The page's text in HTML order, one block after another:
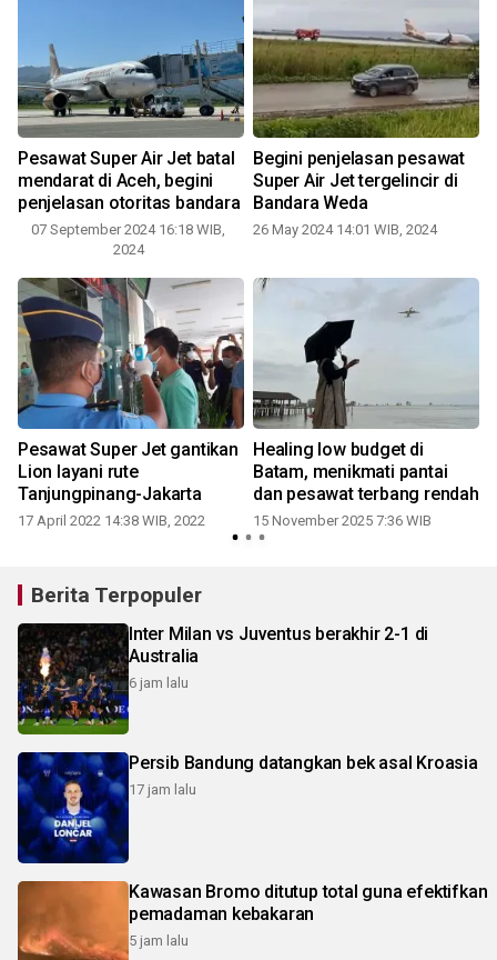
Pesawat Super Air Jet batal
mendarat di Aceh, begini
penjelasan otoritas bandara
07 September 2024 16:18 WIB,
2024
Begini penjelasan pesawat
Super Air Jet tergelincir di
Bandara Weda
26 May 2024 14:01 WIB, 2024
Pesawat Super Jet gantikan
Lion layani rute
Tanjungpinang-Jakarta
17 April 2022 14:38 WIB, 2022
Healing low budget di
Batam, menikmati pantai
dan pesawat terbang rendah
15 November 2025 7:36 WIB
Berita Terpopuler
Inter Milan vs Juventus berakhir 2-1 di
Australia
6 jam lalu
Persib Bandung datangkan bek asal Kroasia
17 jam lalu
Kawasan Bromo ditutup total guna efektifkan
pemadaman kebakaran
5 jam lalu